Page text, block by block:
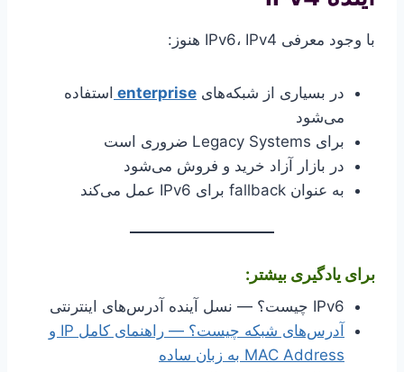
با وجود معرفی IPv6، IPv4 هنوز:
در بسیاری از شبکه‌های enterprise استفاده
می‌شود
برای Legacy Systems ضروری است
در بازار آزاد خرید و فروش می‌شود
به عنوان fallback برای IPv6 عمل می‌کند
برای یادگیری بیشتر:
IPv6 چیست؟ — نسل آینده آدرس‌های اینترنتی
آدرس‌های شبکه چیست؟ — راهنمای کامل IP و
MAC Address به زبان ساده